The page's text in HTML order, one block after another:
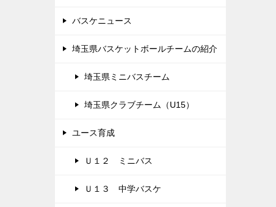
バスケニュース
埼玉県バスケットボールチームの紹介
埼玉県ミニバスチーム
埼玉県クラブチーム（U15）
ユース育成
Ｕ１２ ミニバス
Ｕ１３ 中学バスケ